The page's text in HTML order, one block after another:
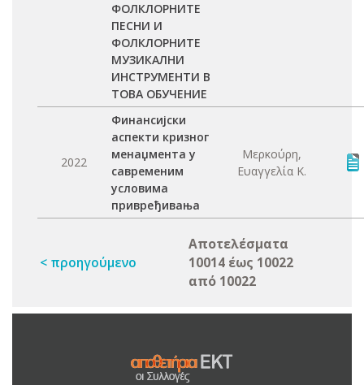
ФОЛКЛОРНИТЕ
ПЕСНИ И
ФОЛКЛОРНИТЕ
МУЗИКАЛНИ
ИНСТРУМЕНТИ В
ТОВА ОБУЧЕНИЕ
2022
Финансијски
аспекти кризног
менаџмента у
савременим
условима
привређивања
Μερκούρη,
Ευαγγελία Κ.
< προηγούμενο
Αποτελέσματα
10014 έως 10022
από 10022